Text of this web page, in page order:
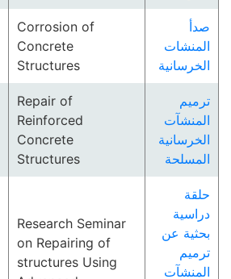
صدأ
المنشات
الخرسانية
Corrosion of
Concrete
Structures
ترميم
المنشآت
الخرسانية
المسلحة
Repair of
Reinforced
Concrete
Structures
حلقة
دراسية
بحثية عن
ترميم
المنشآت
Research Seminar
on Repairing of
structures Using